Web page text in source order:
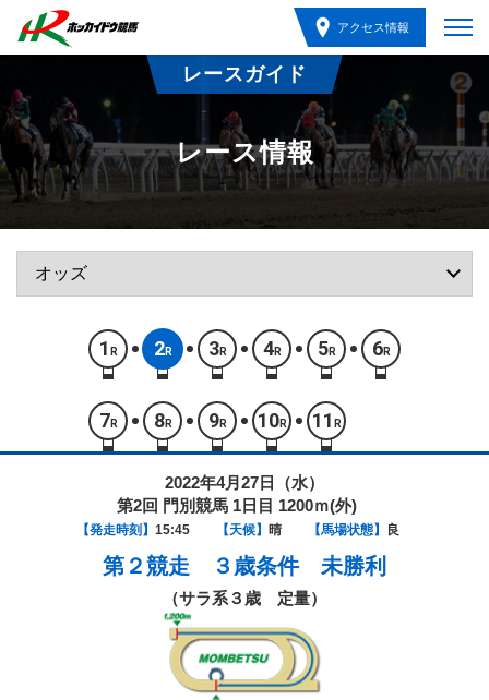
アクセス情報
レースガイド
レース情報
1 R 2R 3R 4R 5R 6R
7 R 8R 9R 10R 11 R
2022年4月27日（水）
第2回 門別競馬 1日目 1200ｍ(外)
【発走時刻】 15:45 【天候】 晴 【馬場状態】 良
第２競走 ３歳条件 未勝利
（サラ系３歳 定量）